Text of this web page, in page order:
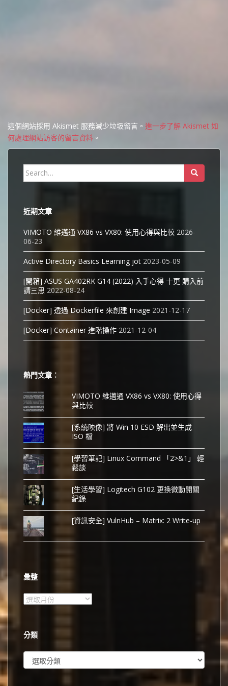
這個網站採用 Akismet 服務減少垃圾留言。 進一步了解 Akismet 如
何處理網站訪客的留言資料 。
Search
for:
近期文章
VIMOTO 維邁通 VX86 vs VX80: 使用心得與比較 2026-
06-23
Active Directory Basics Learning jot 2023-05-09
[開箱] ASUS GA402RK G14 (2022) 入手心得 十更 購入前
請三思 2022-08-24
[Docker] 透過 Dockerfile 來創建 Image 2021-12-17
[Docker] Container 進階操作 2021-12-04
熱門文章︰
VIMOTO 維邁通 VX86 vs VX80: 使用心得
與比較
[系統映像] 將 Win 10 ESD 解出並生成
ISO 檔
[學習筆記] Linux Command 「2>&1」 輕
鬆談
[生活學習] Logitech G102 更換微動開關
紀錄
[資訊安全] VulnHub – Matrix: 2 Write-up
彙整
彙
分類
類